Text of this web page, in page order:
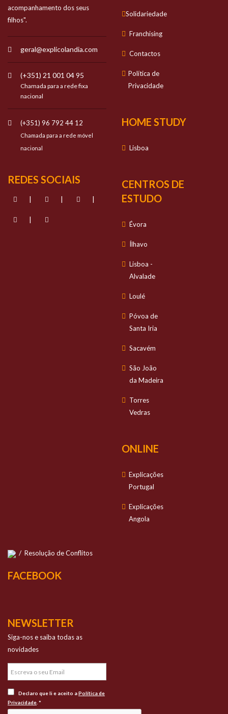
acompanhamento dos seus
filhos".
geral@explicolandia.com
(+351) 21 001 04 95
Chamada para a rede fixa
nacional
(+351) 96 792 44 12
Chamada para a rede móvel
nacional
REDES SOCIAIS
| | |
|
Solidariedade
Franchising
Contactos
Política de
Privacidade
HOME STUDY
Lisboa
CENTROS DE
ESTUDO
Évora
Ílhavo
Lisboa -
Alvalade
Loulé
Póvoa de
Santa Iria
Sacavém
São João
da Madeira
Torres
Vedras
ONLINE
Explicações
Portugal
Explicações
Angola
/ Resolução de Conflitos
FACEBOOK
NEWSLETTER
Siga-nos e saiba todas as
novidades
Declaro que li e aceito aPolítica de
Privacidade . *